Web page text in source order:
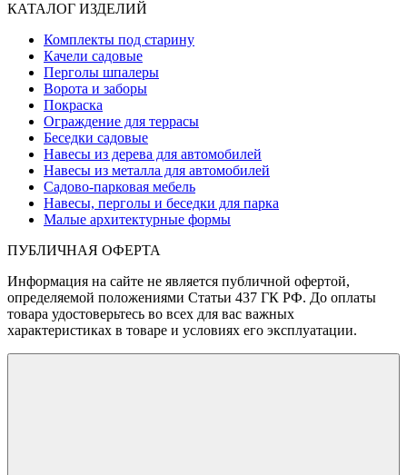
КАТАЛОГ ИЗДЕЛИЙ
Комплекты под старину
Качели садовые
Перголы шпалеры
Ворота и заборы
Покраска
Ограждение для террасы
Беседки садовые
Навесы из дерева для автомобилей
Навесы из металла для автомобилей
Садово-парковая мебель
Навесы, перголы и беседки для парка
Малые архитектурные формы
ПУБЛИЧНАЯ ОФЕРТА
Информация на сайте не является публичной офертой,
определяемой положениями Статьи 437 ГК РФ. До оплаты
товара удостоверьтесь во всех для вас важных
характеристиках в товаре и условиях его эксплуатации.